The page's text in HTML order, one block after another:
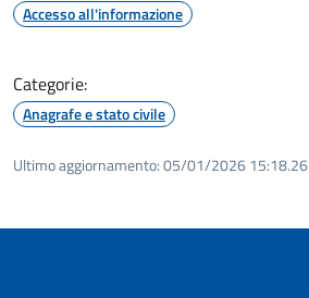
Accesso all'informazione
Categorie:
Anagrafe e stato civile
Ultimo aggiornamento:05/01/2026 15:18.26